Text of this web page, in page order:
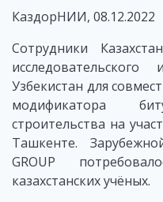
КаздорНИИ, 08.12.2022
Сотрудники
Узбекистан для
модификатора
строительства на
Ташкенте.
GROUP
казахстанских учёных.